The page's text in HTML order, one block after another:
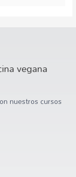
vegana
nuestros cursos